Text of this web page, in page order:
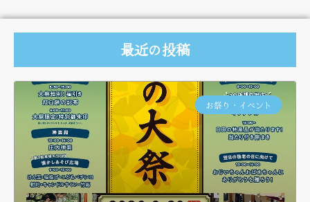
最近の投稿
お祭り・イベント